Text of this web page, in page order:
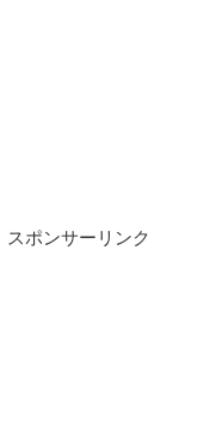
スポンサーリンク